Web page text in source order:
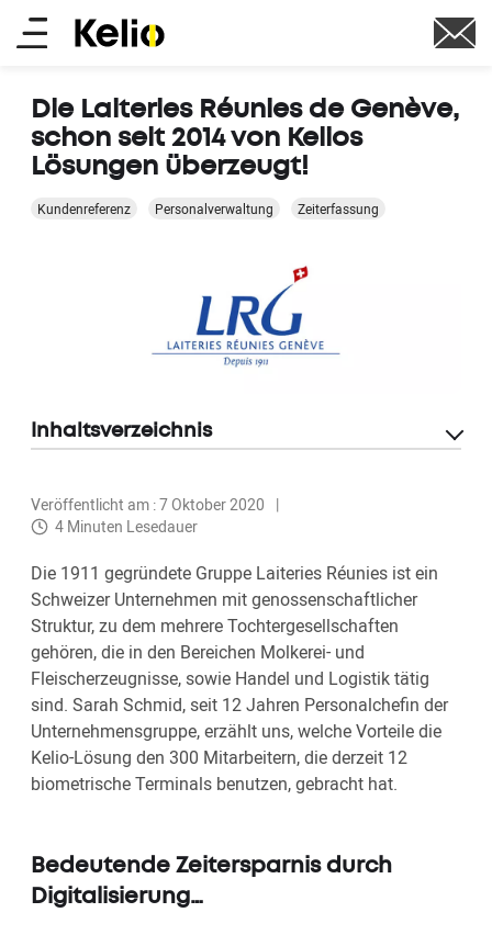
Skip
content
Main
Die Laiteries Réunies de Genève,
schon seit 2014 von Kelios
Lösungen überzeugt!
Kundenreferenz Personalverwaltung Zeiterfassung
Veröffentlicht am : 7 Oktober 2020
4 Minuten Lesedauer
Die 1911 gegründete Gruppe Laiteries Réunies ist ein
Schweizer Unternehmen mit genossenschaftlicher
Struktur, zu dem mehrere Tochtergesellschaften
gehören, die in den Bereichen Molkerei- und
Fleischerzeugnisse, sowie Handel und Logistik tätig
sind. Sarah Schmid, seit 12 Jahren Personalchefin der
Unternehmensgruppe, erzählt uns, welche Vorteile die
Kelio-Lösung den 300 Mitarbeitern, die derzeit 12
biometrische Terminals benutzen, gebracht hat.
Bedeutende Zeitersparnis durch
Digitalisierung…
Inhaltsverzeichnis